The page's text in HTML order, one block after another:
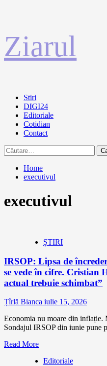
la
conținut
Ziarul
Primary
Menu
Stiri
DIGI24
Editoriale
Cotidian
Contact
Caută
după:
Home
executivul
executivul
ȘTIRI
IRSOP: Lipsa de
se vede în cifre. Cristian
actual trebuie schimbat”
Țîrlă Bianca iulie 15, 2026
Economia nu moare din inflație.
Sondajul IRSOP din iunie pune
Read More
Editoriale